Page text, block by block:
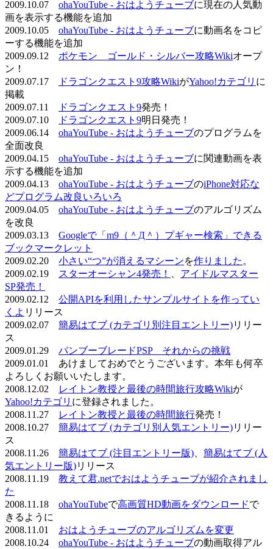
2009.10.07 ohaYouTube - おはようチューブに現在の人気動
画を表示する機能を追加
2009.10.05 ohaYouTube - おはようチューブに動画名をコピ
ーする機能を追加
2009.09.12 ポケモン ゴールド・シルバー攻略Wikiオープ
ン！
2009.07.17
ドラゴンクエスト9攻略WikiがYahoo!カテゴリ に
掲載
2009.07.11
ドラゴンクエスト9発売！
2009.07.10
ドラゴンクエスト9明日発売！
2009.06.14 ohaYouTube - おはようチューブのプログラムを
全面改良
2009.04.15 ohaYouTube - おはようチューブに関連動画を表
示する機能を追加
2009.04.13 ohaYouTube - おはようチューブのiPhone対応な
どプログラム改良いろいろ
2009.04.05 ohaYouTube - おはようチューブのアルゴリズム
を改良
2009.03.13 Googleで「m9（＾Д＾）プギャー検索」できる
ブックマークレット
2009.02.20 小さい“つ”が消えるマシーンを作りました 。
2009.02.19
スターオーシャン4発売！
アイドルマスター
SP発売！
2009.02.12 公開APIを利用したサンプルサイトを作ってい
くよ リリース
2009.02.07 簡易はてブ (カテゴリ別注目エントリー)リリー
ス
2009.01.29 バンブーブレードPSP それからの挑戦
2009.01.01 あけましておめでとうございます。本年も何卒
よろしくお願いいたします。
2008.12.02
レイトン教授と最後の時間旅行攻略Wikiが
Yahoo!カテゴリ に登録されました。
2008.11.27
レイトン教授と最後の時間旅行発売！
2008.10.27 簡易はてブ (カテゴリ別人気エントリー)リリー
ス
2008.11.26 簡易はてブ (注目エントリー版)
簡易はてブ (人
気エントリー版)リリース
2008.11.19 教えて君.netでおはようチューブが紹介されまし
た
2008.11.18 ohaYouTubeで高画質HD動画をダウンロードで
きるように
2008.11.01 おはようチューブのアルゴリズムを変更
2008.10.24 ohaYouTube - おはようチューブの動画取得アル